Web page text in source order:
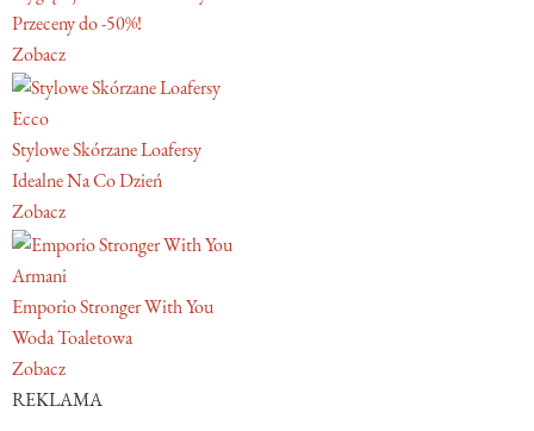
Przeceny do -50%!
Zobacz
Ecco
Stylowe Skórzane Loafersy
Idealne Na Co Dzień
Zobacz
Armani
Emporio Stronger With You
Woda Toaletowa
Zobacz
REKLAMA